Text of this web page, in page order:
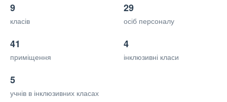
9
класів
29
осіб персоналу
41
приміщення
4
інклюзивні класи
5
учнів в інклюзивних класах